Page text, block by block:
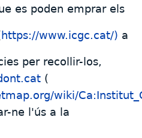
es poden emprar els
https://www.icgc.cat/) a
per recollir-los,
(
wiki/
ne l'ús a la